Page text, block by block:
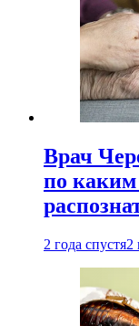
Врач
по каким
2 года спустя2